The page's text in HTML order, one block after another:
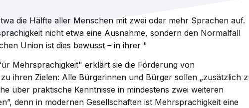
die Hälfte aller Menschen mit zwei oder mehr Sprachen auf.
nicht etwa eine Ausnahme, sondern den Normalfall
Union ist dies bewusst – in ihrer "
Mehrsprachigkeit" erklärt sie die Förderung von
ihren Zielen: Alle Bürgerinnen und Bürger sollen „zusätzlich
über praktische Kenntnisse in mindestens zwei weiteren
denn in modernen Gesellschaften ist Mehrsprachigkeit eine